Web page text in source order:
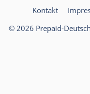
Kontakt
© 2026 Prepaid-